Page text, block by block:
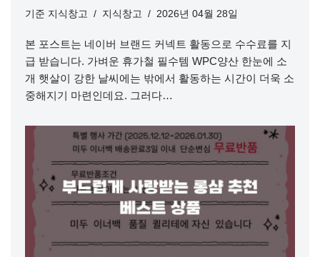
기준 지식창고 지식창고 2026년 04월 28일
본 포스트는 네이버 브랜드 커넥트 활동으로 수수료를 지
급 받습니다. 가벼운 휴가철 필수템 WPC양산 한눈에 소
개 햇살이 강한 날씨에는 밖에서 활동하는 시간이 더욱 소
중해지기 마련인데요. 그러다…